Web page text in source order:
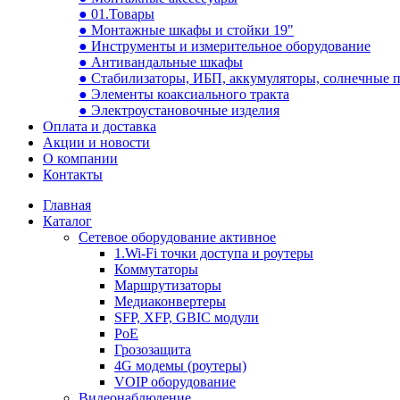
● 01.Товары
● Монтажные шкафы и стойки 19"
● Инструменты и измерительное оборудование
● Антивандальные шкафы
● Стабилизаторы, ИБП, аккумуляторы, солнечные
● Элементы коаксиального тракта
● Электроустановочные изделия
Оплата и доставка
Акции и новости
О компании
Контакты
Главная
Каталог
Сетевое оборудование активное
1.Wi-Fi точки доступа и роутеры
Коммутаторы
Маршрутизаторы
Медиаконвертеры
SFP, XFP, GBIC модули
PoE
Грозозащита
4G модемы (роутеры)
VOIP оборудование